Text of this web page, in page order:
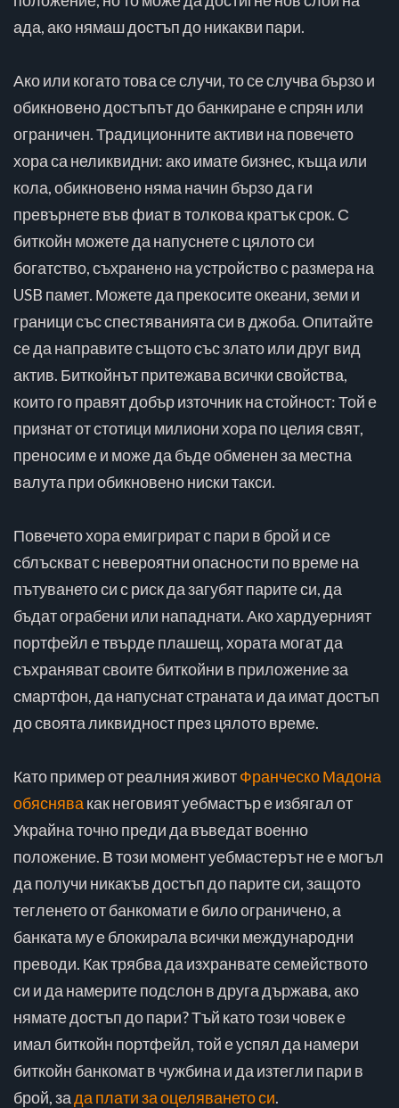
ада, ако нямаш достъп до никакви пари.
Ако или когато това се случи, то се случва бързо и
обикновено достъпът до банкиране е спрян или
ограничен. Традиционните активи на повечето
хора са неликвидни: ако имате бизнес, къща или
кола, обикновено няма начин бързо да ги
превърнете във фиат в толкова кратък срок. С
биткойн можете да напуснете с цялото си
богатство, съхранено на устройство с размера на
USB памет. Можете да прекосите океани, земи и
граници със спестяванията си в джоба. Опитайте
се да направите същото със злато или друг вид
актив. Биткойнът притежава всички свойства,
които го правят добър източник на стойност: Той е
признат от стотици милиони хора по целия свят,
преносим е и може да бъде обменен за местна
валута при обикновено ниски такси.
Повечето хора емигрират с пари в брой и се
сблъскват с невероятни опасности по време на
пътуването си с риск да загубят парите си, да
бъдат ограбени или нападнати. Ако хардуерният
портфейл е твърде плашещ, хората могат да
съхраняват своите биткойни в приложение за
смартфон, да напуснат страната и да имат достъп
до своята ликвидност през цялото време.
Като пример от реалния животФранческо Мадона
обяснява как неговият уебмастър е избягал от
Украйна точно преди да въведат военно
положение. В този момент уебмастерът не е могъл
да получи никакъв достъп до парите си, защото
тегленето от банкомати е било ограничено, а
банката му е блокирала всички международни
преводи. Как трябва да изхранвате семейството
си и да намерите подслон в друга държава, ако
нямате достъп до пари? Тъй като този човек е
имал биткойн портфейл, той е успял да намери
биткойн банкомат в чужбина и да изтегли пари в
брой, зада плати за оцеляването си.